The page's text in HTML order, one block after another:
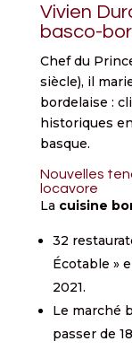
Vivien
basco-
Chef du
siècle), il
bordelaise :
historiques
basque.
Nouvelles
locavore
La cuisine
32
Écotable »
2021.
Le marché
passer de